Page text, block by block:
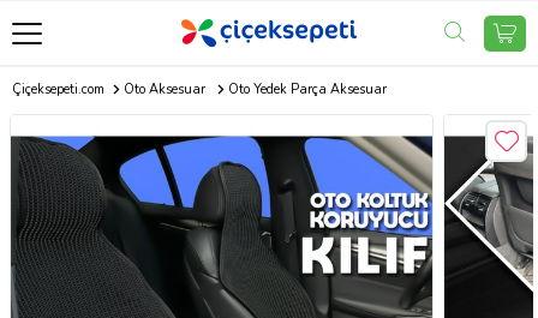
Çiçeksepeti.com Oto Aksesuar Oto Yedek Parça Aksesuar